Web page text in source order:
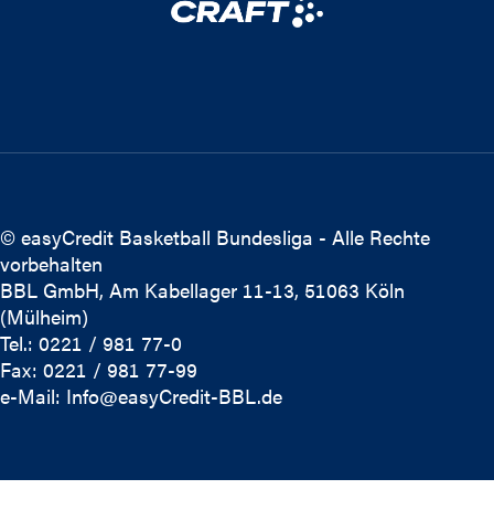
© easyCredit Basketball Bundesliga - Alle Rechte
vorbehalten
BBL GmbH, Am Kabellager 11-13, 51063 Köln
(Mülheim)
Tel.: 0221 / 981 77-0
Fax: 0221 / 981 77-99
e-Mail: Info@easyCredit-BBL.de